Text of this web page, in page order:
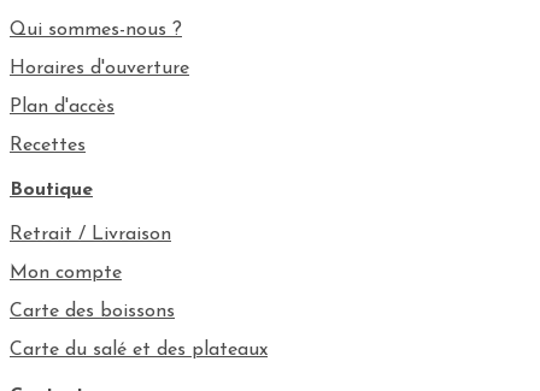
Qui sommes-nous ?
Horaires d'ouverture
Plan d'accès
Recettes
Boutique
Retrait / Livraison
Mon compte
Carte des boissons
Carte du salé et des plateaux